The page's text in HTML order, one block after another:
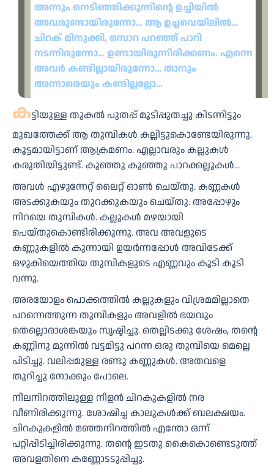
അന്നും നെടിഞ്ഞിക്കുന്നിന്റെ ഉച്ചിയിൽ
അവരുണ്ടായിരുന്നോ… ആ ഉച്ചവെയിലിൽ…
ചിറക് മിനുക്കി, സൊറ പറഞ്ഞ് പാറി
നടന്നിരുന്നോ… ഉണ്ടായിരുന്നിരിക്കണം. എന്നെ
അവർ കണ്ടില്ലായിരുന്നോ… താനും
അന്നാരെയും കണ്ടില്ലല്ലോ…
കട്ടിയുള്ള തുകൽ പുതപ്പ് മൂടിപ്പുതച്ചു കിടന്നിട്ടും
മുഖത്തേക്ക് ആ തുമ്പികൾ കല്ലിട്ടുകൊണ്ടേയിരുന്നു.
കൂട്ടമായിട്ടാണ് ആക്രമണം. എല്ലാവരും കല്ലുകൾ
കരുതിയിട്ടുണ്ട്. കുഞ്ഞു കുഞ്ഞു പാറക്കല്ലുകൾ…
അവൾ എഴുന്നേറ്റ് ലൈറ്റ് ഓൺ ചെയ്തു. കണ്ണകൾ
അടക്കുകയും തുറക്കുകയും ചെയ്തു. അപ്പോഴും
നിറയെ തുമ്പികൾ. കല്ലുകൾ മഴയായി
പെയ്തുകൊണ്ടിരിക്കുന്നു. അവ അവളുടെ
കണ്ണുകളിൽ കുന്നായി ഉയർന്നപ്പോൾ അവിടേക്ക്
ഒഴുകിയെത്തിയ തുമ്പികളുടെ എണ്ണവും കൂടി കൂടി
വന്നു.
അരയോളം പൊക്കത്തിൽ കല്ലുകളും വിശ്രമമില്ലാതെ
പറന്നെത്തുന്ന തുമ്പികളും അവളിൽ ഭയവും
തെല്ലൊരാശങ്കയും സൃഷ്ടിച്ചു. തെല്ലിടക്കു ശേഷം, തന്റെ
കണ്ണിനു മുന്നിൽ വട്ടമിട്ടു പറന്ന ഒരു തുമ്പിയെ മെല്ലെ
പിടിച്ചു. വലിപ്പമുള്ള രണ്ടു കണ്ണുകൾ. അതവളെ
തുറിച്ചു നോക്കും പോലെ.
നീലനിറത്തിലുള്ള നീളൻ ചിറകുകളിൽ നര
വീണിരിക്കുന്നു. ശോഷിച്ച കാലുകൾക്ക് ബലക്ഷയം.
ചിറകുകളിൽ മഞ്ഞനിറത്തിൽ എന്തോ ഒന്ന്
പറ്റിപ്പിടിച്ചിരിക്കുന്നു. തന്റെ ഇടതു കൈകൊണ്ടെടുത്ത്
അവളതിനെ കണ്ണോടടുപ്പിച്ചു.